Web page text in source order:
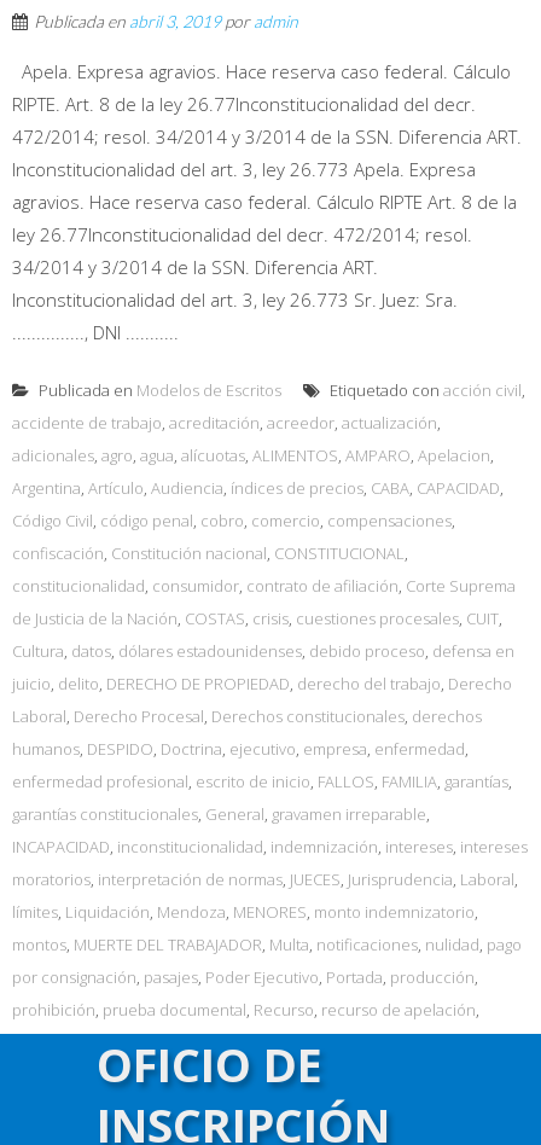
Publicada en abril 3, 2019poradmin
Apela. Expresa agravios. Hace reserva caso federal. Cálculo
RIPTE. Art. 8 de la ley 26.77Inconstitucionalidad del decr.
472/2014; resol. 34/2014 y 3/2014 de la SSN. Diferencia ART.
Inconstitucionalidad del art. 3, ley 26.773 Apela. Expresa
agravios. Hace reserva caso federal. Cálculo RIPTE Art. 8 de la
ley 26.77Inconstitucionalidad del decr. 472/2014; resol.
34/2014 y 3/2014 de la SSN. Diferencia ART.
Inconstitucionalidad del art. 3, ley 26.773 Sr. Juez: Sra.
..............., DNI ...........
Publicada en Modelos de Escritos Etiquetado con acción civil,
accidente de trabajo, acreditación, acreedor, actualización,
adicionales, agro, agua, alícuotas, ALIMENTOS, AMPARO, Apelacion,
Argentina, Artículo, Audiencia, índices de precios, CABA, CAPACIDAD,
Código Civil, código penal, cobro, comercio, compensaciones,
confiscación, Constitución nacional, CONSTITUCIONAL,
constitucionalidad, consumidor, contrato de afiliación, Corte Suprema
de Justicia de la Nación, COSTAS, crisis, cuestiones procesales, CUIT,
Cultura, datos, dólares estadounidenses, debido proceso, defensa en
juicio, delito, DERECHO DE PROPIEDAD, derecho del trabajo, Derecho
Laboral, Derecho Procesal, Derechos constitucionales, derechos
humanos, DESPIDO, Doctrina, ejecutivo, empresa, enfermedad,
enfermedad profesional, escrito de inicio, FALLOS, FAMILIA, garantías,
garantías constitucionales, General, gravamen irreparable,
INCAPACIDAD, inconstitucionalidad, indemnización, intereses, intereses
moratorios, interpretación de normas, JUECES, Jurisprudencia, Laboral,
límites, Liquidación, Mendoza, MENORES, monto indemnizatorio,
montos, MUERTE DEL TRABAJADOR, Multa, notificaciones, nulidad, pago
por consignación, pasajes, Poder Ejecutivo, Portada, producción,
prohibición, prueba documental, Recurso, recurso de apelación,
responsabilidad civil
riesgos del trabajo Salud
sentencia ,SENTENCIA ARBITRARIA ,SENTENCIA
CONDENATORIA,sentencia judicial,servicios,SSN ,tasa activa
OFICIO DE
INSCRIPCIÓN